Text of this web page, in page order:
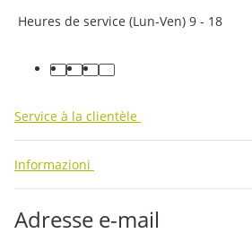
Heures de service (Lun-Ven) 9 - 18
facebook
youtube
instagram
tiktok
Service à la clientèle
Informazioni
Adresse e-mail